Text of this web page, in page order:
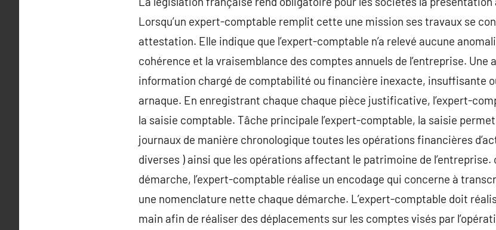
Lorsqu’un expert-comptable remplit cette une mission ses travaux se
attestation. Elle indique que l’expert-comptable n’a relevé aucune
cohérence et la vraisemblance des comptes annuels de l’entreprise. Une
information chargé de comptabilité ou financière inexacte, insuffisante
arnaque. En enregistrant chaque chaque pièce justificative, l’expert-
la saisie comptable. Tâche principale l’expert-comptable, la saisie
journaux de manière chronologique toutes les opérations financières
diverses ) ainsi que les opérations affectant le patrimoine de
démarche, l’expert-comptable réalise un encodage qui concerne à
une nomenclature nette chaque démarche. L’expert-comptable doit
main afin de réaliser des déplacements sur les comptes visés par